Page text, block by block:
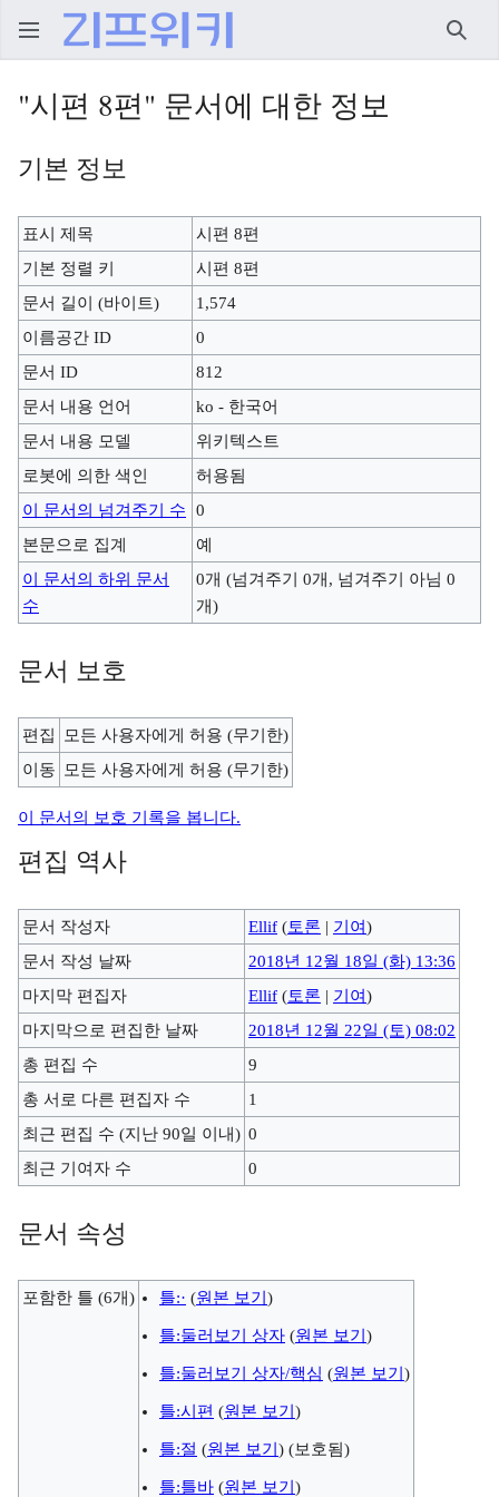
검색
"시편 8편" 문서에 대한 정보
기본 정보
표시 제목
시편 8편
기본 정렬 키
시편 8편
문서 길이 (바이트)
1,574
이름공간 ID
0
문서 ID
812
문서 내용 언어
ko - 한국어
문서 내용 모델
위키텍스트
로봇에 의한 색인
허용됨
이 문서의 넘겨주기 수
0
본문으로 집계
예
이 문서의 하위 문서
수
0개 (넘겨주기 0개, 넘겨주기 아님 0
개)
문서 보호
편집
모든 사용자에게 허용 (무기한)
이동
모든 사용자에게 허용 (무기한)
이 문서의 보호 기록을 봅니다.
편집 역사
문서 작성자 Ellif (토론 | 기여)
문서 작성 날짜
2018년 12월 18일 (화) 13:36
마지막 편집자
Ellif (토론 | 기여)
마지막으로 편집한 날짜
2018년 12월 22일 (토) 08:02
총 편집 수
9
총 서로 다른 편집자 수
1
최근 편집 수 (지난 90일 이내) 0
최근 기여자 수
0
문서 속성
포함한 틀 (6개) 틀:· (원본 보기 )
틀:둘러보기 상자 (원본 보기 )
틀:둘러보기 상자/핵심 (원본 보기 )
틀:시편 (원본 보기 )
틀:절 (원본 보기 ) (보호됨)
틀:틀바 (원본 보기 )